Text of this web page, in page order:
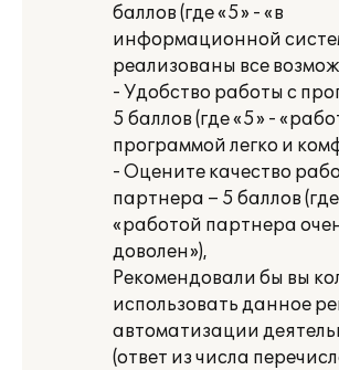
баллов (где «5» - «в
информационной
реализованы все
- Удобство работы с
5 баллов (где «5» -
программой легко и
- Оцените качество
партнера – 5 баллов
«работой партнера
доволен»),
Рекомендовали бы вы
использовать данное
автоматизации
(ответ из числа